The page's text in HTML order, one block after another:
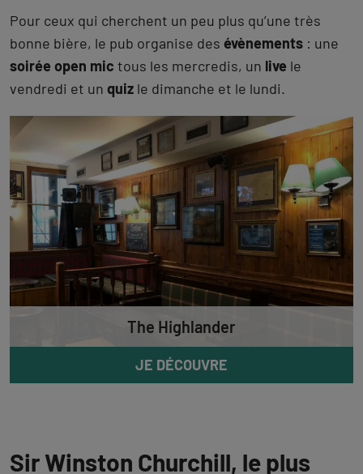
Pour ceux qui cherchent un peu plus qu’une très
bonne bière, le pub organise des évènements : une
soirée open mic tous les mercredis, un live le
vendredi et un quiz le dimanche et le lundi.
The Highlander
JE DÉCOUVRE
Sir Winston Churchill, le plus